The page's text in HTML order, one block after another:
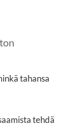
tahansa
tehdä